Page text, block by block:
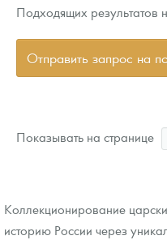
Подходящих результатов
Отправить запрос на
Показывать на странице
Коллекционирование
историю России через